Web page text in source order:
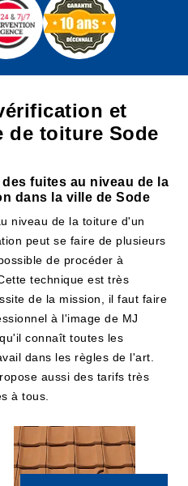
et
de toiture Sode
fuites au niveau de la
dans la ville de Sode
niveau de la toiture d'un
peut se faire de plusieurs
de procéder à
technique est très
de la mission, il faut faire
à l'image de MJ
connaît toutes les
dans les règles de l'art.
aussi des tarifs très
à tous.